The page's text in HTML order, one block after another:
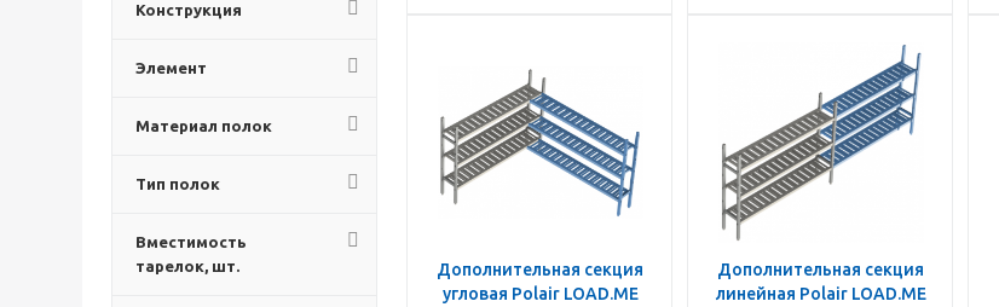
Конструкция
Элемент
Материал полок
Тип полок
Вместимость
тарелок, шт.
Дополнительная секция
угловая Polair LOAD.ME
Дополнительная секция
линейная Polair LOAD.ME